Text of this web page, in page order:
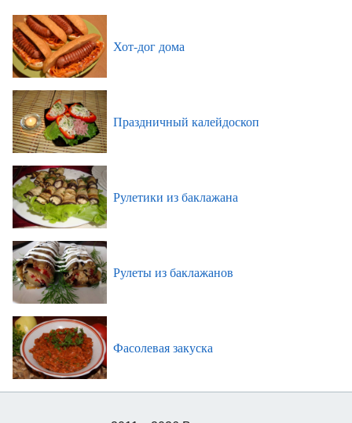
Хот-дог дома
Праздничный калейдоскоп
Рулетики из баклажана
Рулеты из баклажанов
Фасолевая закуска